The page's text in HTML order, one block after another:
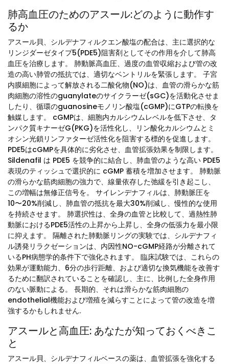
肺高血圧のためのアスール:どのように動作す
るか
アスール貝、シルデナフィルクエン酸塩の配合は、主に選択的な
リンジダーゼタイプ5(PDE5)阻害剤としてその作用を介して肺高
血圧を治療します。 肺動脈高血圧、過度の血管収縮および管の改
造の高い肺管の抵抗では、適切なベントリルを緊張します。 子宮
内膜細胞によって解放される二酸化物(NO)は、血管の滑らかな筋
肉細胞の溶性のguanylateのサイクラーゼ(sGC)を活動化させま
したり、循環のguanosineモノリン酸塩(cGMP)にGTPの転換を
触媒します。 cGMPは、細胞内カルシウムレベルを低下させ、タ
ンパク質キナーゼG(PKG)を活性化し、リン酸化カルシウムとミ
オシン光鎖リンファターゼ活性化を阻害する標的を促進します。
PDE5はcGMPを具体的に劣化させ、血管拡張効果を制限します。
Sildenafil は PDE5 を競争的に結合し、肺血管のような高い PDE5
表現のティッシュで選択的に cGMP 蓄積を増加させます。 肺動脈
の滑らかな筋肉細胞の強力で、線量依存した弛緩を引き起こし、
この増幅は無修正信号を。 サイレンデナフィルは、肺動脈圧を
10〜20%削減し、肺血管の抵抗を最大30%削減し、慢性的な使用
を持続させます。 肺選択性は、全身の血管と比較して、過熱性肺
動脈におけるPDE5活性の上昇から上昇し、全身の低張力を最小限
に抑えます。 隔離された肺動脈リングの実験では、シルデナフィ
ル誘発リラクゼーションは、内因性NO-cGMP経路が分離されて
いるPH病態学的条件下で強化されます。 臨床試験では、これらの
効果が運動能力、6分の歩行距離、および適切な換気機能を改善す
るために翻訳されていることを確認し、主に、比例した全身作用
のない脈動による。 長期的、それは滑らかな筋肉細胞の
endothelial機能および増殖を減らすことによって管の改造を増
強するかもしれません.
アスールと高血圧: あなたが知っておくべきこ
と
アスール貝、シルデナフィルベースの薬は、血管拡張を強化する